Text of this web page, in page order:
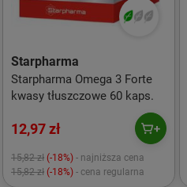
Starpharma
Starpharma Omega 3 Forte
kwasy tłuszczowe 60 kaps.
12,97 zł
15,82 zł (-18%) - najniższa cena
15,82 zł (-18%) - cena regularna